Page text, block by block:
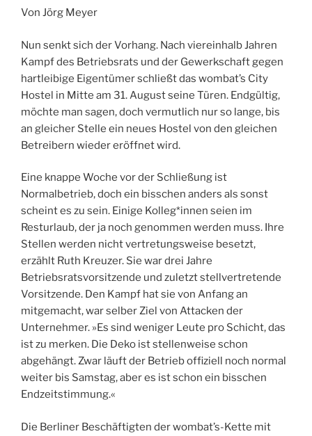
Von Jörg Meyer
Nun senkt sich der Vorhang. Nach viereinhalb Jahren
Kampf des Betriebsrats und der Gewerkschaft gegen
hartleibige Eigentümer schließt das wombat’s City
Hostel in Mitte am 31. August seine Türen. Endgültig,
möchte man sagen, doch vermutlich nur so lange, bis
an gleicher Stelle ein neues Hostel von den gleichen
Betreibern wieder eröffnet wird.
Eine knappe Woche vor der Schließung ist
Normalbetrieb, doch ein bisschen anders als sonst
scheint es zu sein. Einige Kolleg*innen seien im
Resturlaub, der ja noch genommen werden muss. Ihre
Stellen werden nicht vertretungsweise besetzt,
erzählt Ruth Kreuzer. Sie war drei Jahre
Betriebsratsvorsitzende und zuletzt stellvertretende
Vorsitzende. Den Kampf hat sie von Anfang an
mitgemacht, war selber Ziel von Attacken der
Unternehmer. »Es sind weniger Leute pro Schicht, das
ist zu merken. Die Deko ist stellenweise schon
abgehängt. Zwar läuft der Betrieb offiziell noch normal
weiter bis Samstag, aber es ist schon ein bisschen
Endzeitstimmung.«
Die Berliner Beschäftigten der wombat’s-Kette mit